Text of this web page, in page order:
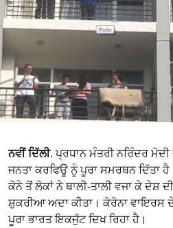
ਨਵੀਂ ਦਿੱਲੀ. ਪ੍ਰਧਾਨ ਮੰਤਰੀ ਨਰਿੰਦਰ
ਜਨਤਾ ਕਰਫਿਊ ਨੂੰ ਪੂਰਾ ਸਮਰਥਨ ਦਿੱਤਾ
ਕੋਨੇ ਤੋਂ ਲੋਕਾਂ ਨੇ ਥਾਲੀ-ਤਾਲੀ ਵਜਾ ਕੇ ਦੇਸ਼
ਸ਼ੁਕਰੀਆ ਅਦਾ ਕੀਤਾ। ਕੋਰੋਨਾ ਵਾਇਰਸ
ਪੂਰਾ ਭਾਰਤ ਇਕਜੁੱਟ ਦਿਖ ਰਿਹਾ ਹੈ।